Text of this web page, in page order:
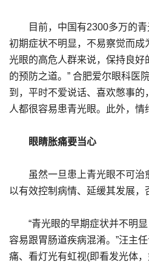
目前，中国有2300多万的青
初期症状不明显，不易察觉而成
光眼的高危人群来说，保持良
的预防之道。” 合肥爱尔眼科医
到，平时不爱说话、喜欢憋事
人都很容易患青光眼。此外，情
眼睛胀痛要当心
虽然一旦患上青光眼不可治
以有效控制病情、延缓其发展，
“青光眼的早期症状并不明显
容易跟胃肠道疾病混淆。”汪主
痛、看灯光有虹视(即看发光体